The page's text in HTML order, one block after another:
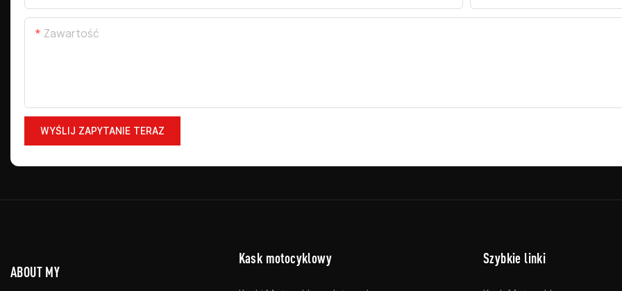
Zawartość
WYŚLIJ ZAPYTANIE TERAZ
ABOUT MY
Kask motocyklowy Szybkie linki